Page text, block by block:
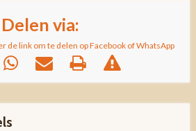
Delen via:
de link om te delen op Facebook of WhatsApp